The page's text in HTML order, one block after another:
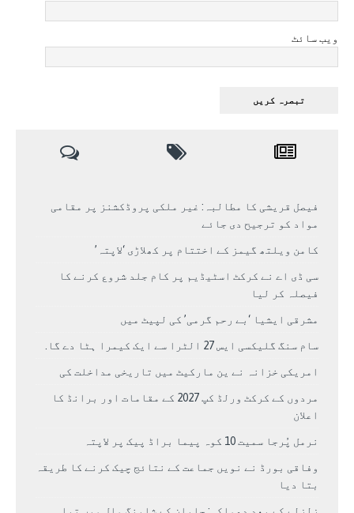
ویب سائٹ
فیصل قریشی کا مطالبہ: غیر ملکی پروڈکشنز پر مقامی
مواد کو ترجیح دی جائے
کامن ویلتھ گیمز کے اختتام پر کھلاڑی ‘لاپتہ’
سی ڈی اے نے کرکٹ اسٹیڈیم پر کام جلد شروع کرنے کا
فیصلہ کر لیا
مشرقی ایشیا ‘بے رحم گرمی’ کی لپیٹ میں
سام سنگ گلیکسی ایس 27 الٹرا سے ایک کیمرا ہٹا دے گا.
امریکی خزانہ نے ین مارکیٹ میں تاریخی مداخلت کی
مردوں کے کرکٹ ورلڈ کپ 2027 کے مقامات اور برانڈ کا
اعلان
نرمل پُرجا سمیت 10 کوہ پیما براڈ پیک پر لاپتہ
وفاقی بورڈ نے نویں جماعت کے نتائج چیک کرنے کا طریقہ
بتا دیا